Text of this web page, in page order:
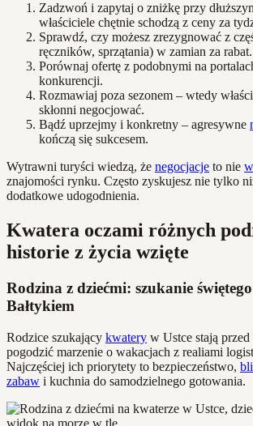
Zadzwoń i zapytaj o zniżkę przy
właściciele chętnie schodzą z ceny za
Sprawdź, czy możesz zrezygnować z
ręczników, sprzątania) w zamian za rabat.
Porównaj ofertę z podobnymi na
konkurencji.
Rozmawiaj poza sezonem – wtedy
skłonni negocjować.
Bądź uprzejmy i konkretny – agresywne
kończą się sukcesem.
Wytrawni turyści wiedzą, że negocjacje to nie
znajomości rynku. Często zyskujesz nie tylko
dodatkowe udogodnienia.
Kwatera oczami różnych
historie z życia wzięte
Rodzina z dziećmi: szukanie
Bałtykiem
Rodzice szukający kwatery w Ustce stają
pogodzić marzenie o wakacjach z realiami
Najczęściej ich priorytety to bezpieczeństwo,
zabaw i kuchnia do samodzielnego gotowania.